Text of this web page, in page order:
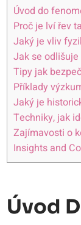
Úvod do
Proč je lví řev
Jaký je vliv
Jak se
Tipy jak
Příklady
Jaký je
Techniky, jak
Zajímavosti o
Insights and
Úvod